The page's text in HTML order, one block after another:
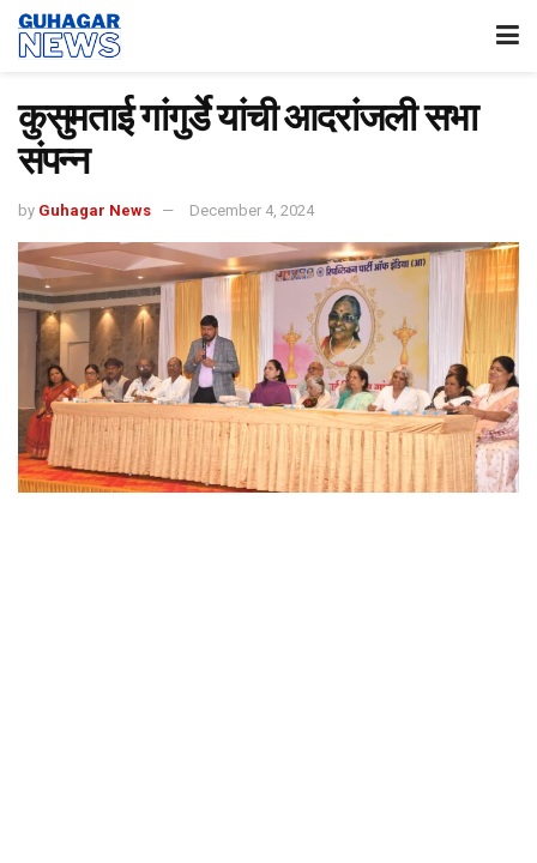
कुसुमताई गांगुर्डे यांची आदरांजली सभा
संपन्न
by Guhagar News December 4, 2024